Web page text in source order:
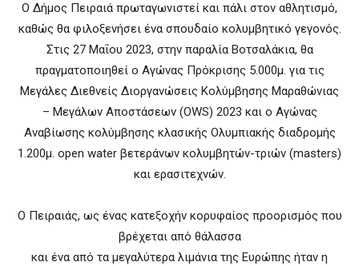
Ο Δήμος Πειραιά πρωταγωνιστεί και πάλι στον αθλητισμό,
καθώς θα φιλοξενήσει ένα σπουδαίο κολυμβητικό γεγονός.
Στις 27 Μαΐου 2023, στην παραλία Βοτσαλάκια, θα
πραγματοποιηθεί ο Αγώνας Πρόκρισης 5.000μ. για τις
Μεγάλες Διεθνείς Διοργανώσεις Κολύμβησης Μαραθώνιας
– Μεγάλων Αποστάσεων (OWS) 2023 και ο Αγώνας
Αναβίωσης κολύμβησης κλασικής Ολυμπιακής διαδρομής
1.200μ. open water βετεράνων κολυμβητών-τριών (masters)
και ερασιτεχνών.
Ο Πειραιάς, ως ένας κατεξοχήν κορυφαίος προορισμός που
βρέχεται από θάλασσα
και ένα από τα μεγαλύτερα λιμάνια της Ευρώπης ήταν η